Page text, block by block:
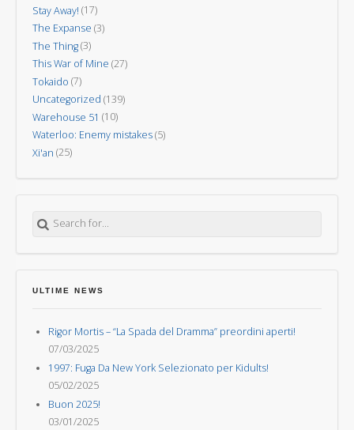
Stay Away! (17)
The Expanse (3)
The Thing(3)
This War of Mine (27)
Tokaido (7)
Uncategorized (139)
Warehouse 51 (10)
Waterloo: Enemy mistakes(5)
Xi'an (25)
ULTIME NEWS
Rigor Mortis – “La Spada del Dramma” preordini aperti!
07/03/2025
1997: Fuga Da New York Selezionato per Kidults!
05/02/2025
Buon 2025!
03/01/2025